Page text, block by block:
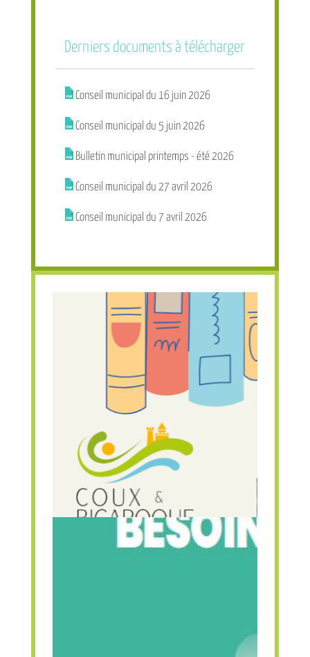
Procédure de reprise des concessions
Derniers documents à télécharger
Conseil municipal du 16 juin 2026
Conseil municipal du 5 juin 2026
Bulletin municipal printemps - été 2026
Conseil municipal du 27 avril 2026
Conseil municipal du 7 avril 2026